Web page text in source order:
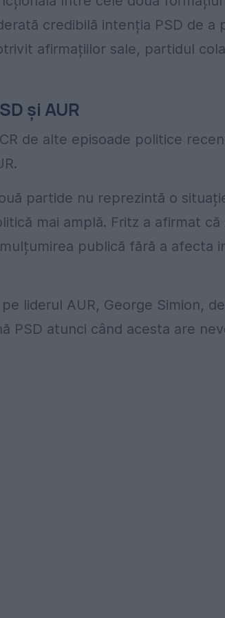
credibilă intenția PSD de a
afirmațiilor sale, partidul
și AUR
de alte episoade politice
partide nu reprezintă o
mai amplă. Fritz a afirmat că
publică fără a afecta
liderul AUR, George Simion,
PSD atunci când acesta are